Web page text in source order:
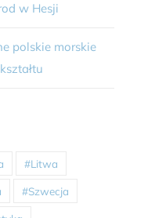
w Hesji
polskie morskie
#Litwa
#Szwecja